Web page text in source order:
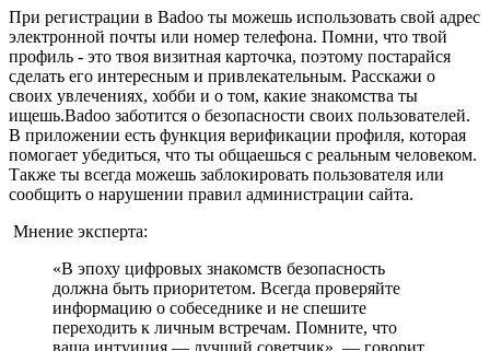
При регистрации в Badoo ты можешь использовать свой адрес
электронной почты или номер телефона. Помни, что твой
профиль - это твоя визитная карточка, поэтому постарайся
сделать его интересным и привлекательным. Расскажи о
своих увлечениях, хобби и о том, какие знакомства ты
ищешь.Badoo заботится о безопасности своих пользователей.
В приложении есть функция верификации профиля, которая
помогает убедиться, что ты общаешься с реальным человеком.
Также ты всегда можешь заблокировать пользователя или
сообщить о нарушении правил администрации сайта.
Мнение эксперта:
«В эпоху цифровых знакомств безопасность
должна быть приоритетом. Всегда проверяйте
информацию о собеседнике и не спешите
переходить к личным встречам. Помните, что